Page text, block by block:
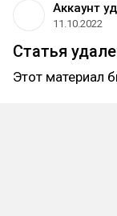
Аккаунт
11.10.2022
Статья
Этот материал